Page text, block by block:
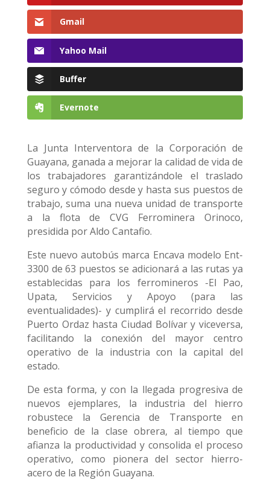
Gmail
Yahoo Mail
Buffer
Evernote
La Junta Interventora de la Corporación de
Guayana, ganada a mejorar la calidad de vida de
los trabajadores garantizándole el traslado
seguro y cómodo desde y hasta sus puestos de
trabajo, suma una nueva unidad de transporte
a la flota de CVG Ferrominera Orinoco,
presidida por Aldo Cantafio.
Este nuevo autobús marca Encava modelo Ent-
3300 de 63 puestos se adicionará a las rutas ya
establecidas para los ferromineros -El Pao,
Upata, Servicios y Apoyo (para las
eventualidades)- y cumplirá el recorrido desde
Puerto Ordaz hasta Ciudad Bolívar y viceversa,
facilitando la conexión del mayor centro
operativo de la industria con la capital del
estado.
De esta forma, y con la llegada progresiva de
nuevos ejemplares, la industria del hierro
robustece la Gerencia de Transporte en
beneficio de la clase obrera, al tiempo que
afianza la productividad y consolida el proceso
operativo, como pionera del sector hierro-
acero de la Región Guayana.